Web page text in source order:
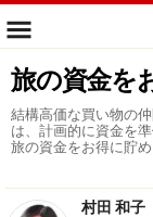
旅の資金を
結構高価な買い物の
は、計画的に資金を
旅の資金をお得に貯
村田 和子